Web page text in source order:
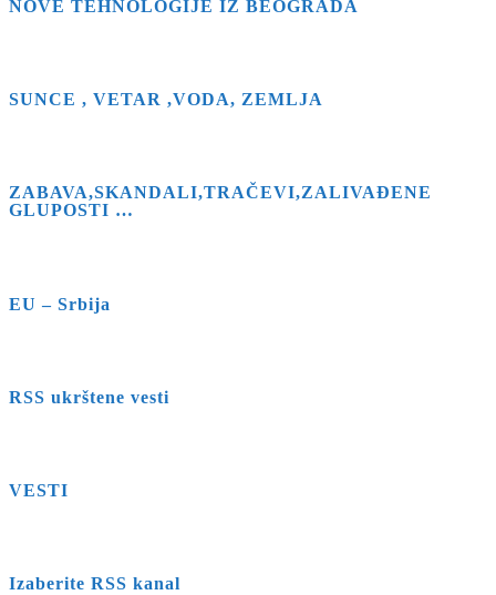
NOVE TEHNOLOGIJE IZ BEOGRADA
SUNCE , VETAR ,VODA, ZEMLJA
ZABAVA,SKANDALI,TRAČEVI,ZALIVAĐENE
GLUPOSTI …
EU – Srbija
RSS ukrštene vesti
VESTI
Izaberite RSS kanal